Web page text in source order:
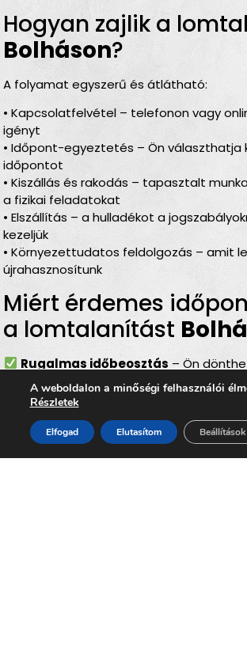
Hogyan zajlik a
Bolháson?
A folyamat egyszerű és átlátható:
• Kapcsolatfelvétel – telefonon vagy
igényt
• Időpont-egyeztetés – Ön választhatja
időpontot
• Kiszállás és rakodás – tapasztalt
a fizikai feladatokat
• Elszállítás – a hulladékot a
kezeljük
• Környezettudatos feldolgozás – amit
újrahasznosítunk
Miért érdemes
a lomtalanítást
Rugalmas időbeosztás – Ön
történjen a lomelszállítás Bolháson
Komplett szolgáltatás
– rakodás,
Bírságmentes megoldás – nem
A weboldalon a minőségi felhasználói
Részletek
Elfogad Elutasítom Beállítások